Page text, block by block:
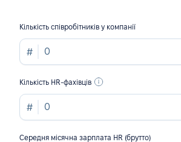
Кількість співробітників у компанії
Кількість HR-фахівців
Середня місячна зарплата HR (брутто)